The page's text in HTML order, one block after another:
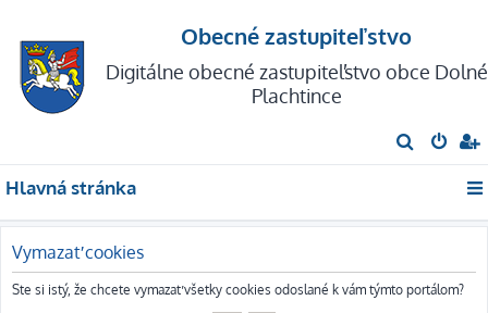
Obecné zastupiteľstvo
Digitálne obecné zastupiteľstvo obce Dolné
Plachtince
ľ
d
ť
Hlavná stránka
Vymazať cookies
Ste si istý, že chcete vymazať všetky cookies odoslané k vám týmto portálom?